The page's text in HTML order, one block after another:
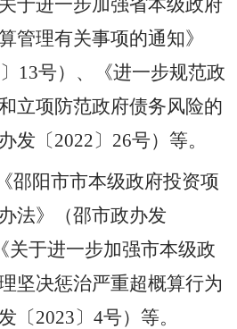
于进一步加强省本级政府
管理有关事项的通知》
〕 13号）、《进一步规范政
立项防范政府债务风险的
发〔2022〕 26号）等。
《邵阳市市本级政府投资项
法》（邵市政办发
关于进一步加强市本级政
坚决惩治严重超概算行为
〔2023〕4号）等。